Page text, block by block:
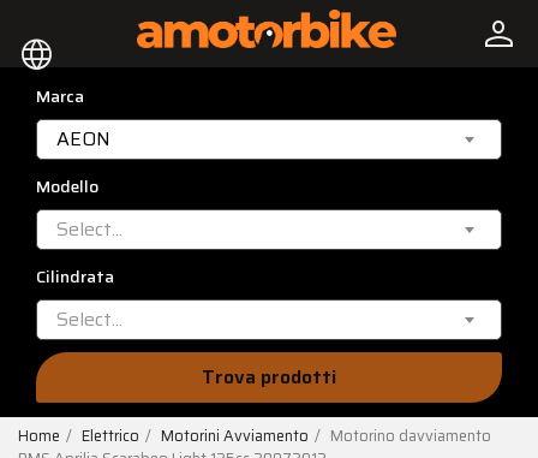
language person
Marca
AEON
Modello
Select...
Cilindrata
Select...
Trova prodotti
Home Elettrico Motorini Avviamento
Motorino davviamento